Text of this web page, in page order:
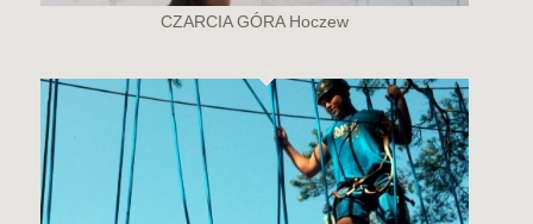
CZARCIA GÓRA Hoczew